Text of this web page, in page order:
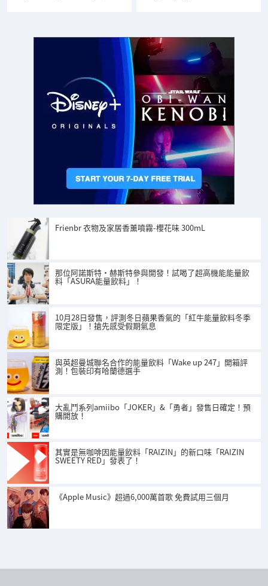
Frienbr 衣物及家居香薰噴霧-櫻花味 300mL
那位阿諾斯特·赫斯特參與開發！試喝了超高機能能量飲
料「ASURA能量飲料」！
10月28日發售，評測冬日蘋果香氣的「紅牛能量飲料冬季
限定版」！搶先感受假期氣息
與英超曼城聯名合作的能量飲料「Wake up 247」開箱評
測！包裝印有哈蘭德選手
大亂鬥系列amiibo「JOKER」&「勇者」發售日確定！預
購開放！
其實是無咖啡因能量飲料「RAIZIN」的新口味「RAIZIN
SWEETY RED」發表了！
《Apple Music》超過6,000萬首歌 免費試用三個月